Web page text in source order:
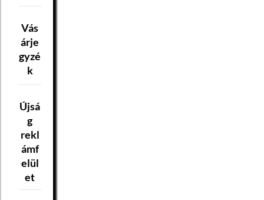
Vás
árje
gyzé
k
Újsá
g
rekl
ámf
elül
et